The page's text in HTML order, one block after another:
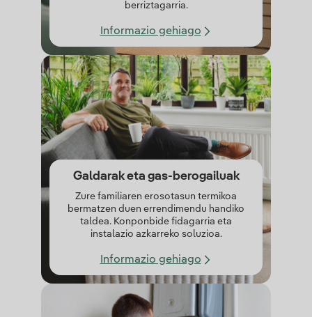
berriztagarria.
Informazio gehiago
Galdarak eta gas-berogailuak
Zure familiaren erosotasun termikoa
bermatzen duen errendimendu handiko
taldea. Konponbide fidagarria eta
instalazio azkarreko soluzioa.
Informazio gehiago